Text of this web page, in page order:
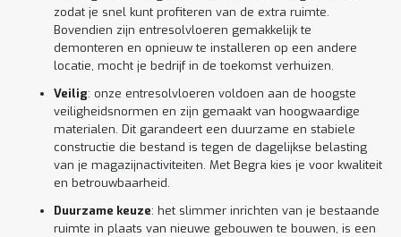
zodat je snel kunt profiteren van de extra ruimte.
Bovendien zijn entresolvloeren gemakkelijk te
demonteren en opnieuw te installeren op een andere
locatie, mocht je bedrijf in de toekomst verhuizen.
Veilig: onze entresolvloeren voldoen aan de hoogste
veiligheidsnormen en zijn gemaakt van hoogwaardige
materialen. Dit garandeert een duurzame en stabiele
constructie die bestand is tegen de dagelijkse belasting
van je magazijnactiviteiten. Met Begra kies je voor kwaliteit
en betrouwbaarheid.
Duurzame keuze: het slimmer inrichten van je bestaande
ruimte in plaats van nieuwe gebouwen te bouwen, is een